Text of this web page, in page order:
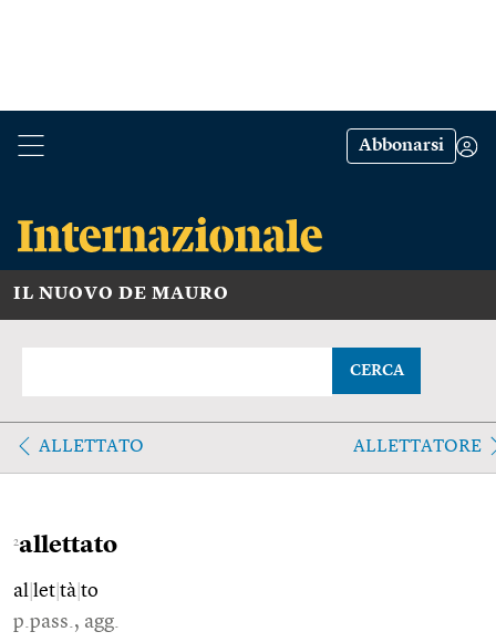
Abbonarsi
IL NUOVO DE MAURO
CERCA
ALLETTATO ALLETTATORE
2allettato
al let tà to
p.pass., agg.